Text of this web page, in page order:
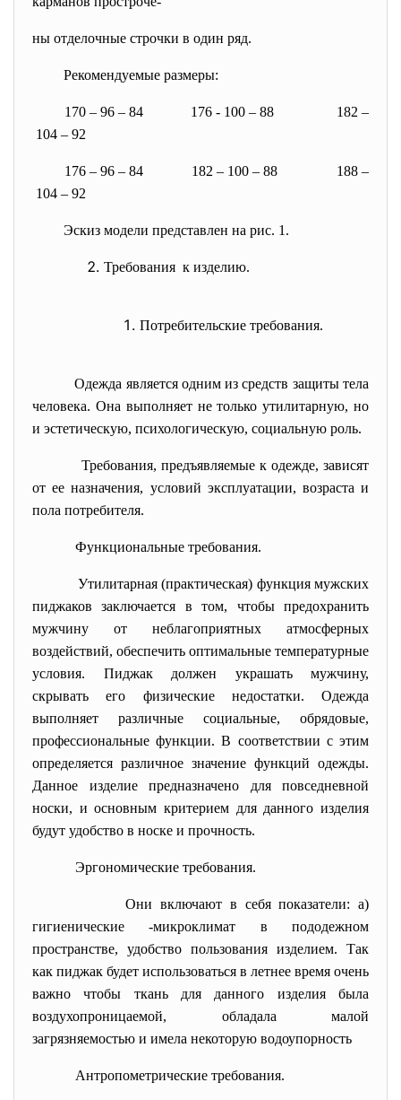
ны отделочные строчки в один ряд.
Рекомендуемые размеры:
170 – 96 – 84 176 - 100 – 88 182 –
104 – 92
176 – 96 – 84 182 – 100 – 88 188 –
104 – 92
Эскиз модели представлен на рис. 1.
Требования к изделию.
Потребительские требования.
Одежда является одним из средств защиты тела
человека. Она выполняет не только утилитарную, но
и эстетическую, психологическую, социальную роль.
Требования, предъявляемые к одежде, зависят
от ее назначения, условий эксплуатации, возраста и
пола потребителя.
Функциональные требования.
Утилитарная (практическая) функция мужских
пиджаков заключается в том, чтобы предохранить
мужчину от неблагоприятных атмосферных
воздействий, обеспечить оптимальные температурные
условия. Пиджак должен украшать мужчину,
скрывать его физические недостатки. Одежда
выполняет различные социальные, обрядовые,
профессиональные функции. В соответствии с этим
определяется различное значение функций одежды.
Данное изделие предназначено для повседневной
носки, и основным критерием для данного изделия
будут удобство в носке и прочность.
Эргономические требования.
Они включают в себя показатели: а)
гигиенические -микроклимат в пододежном
пространстве, удобство пользования изделием. Так
как пиджак будет использоваться в летнее время очень
важно чтобы ткань для данного изделия была
воздухопроницаемой, обладала малой
загрязняемостью и имела некоторую водоупорность
Антропометрические требования.